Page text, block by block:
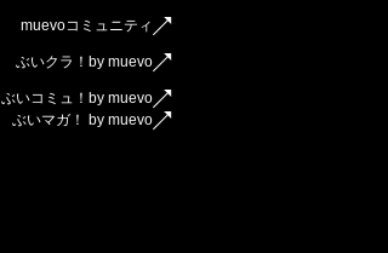
muevoコミュニティ
ぶいクラ！by muevo
ぶいコミュ！by muevo
ぶいマガ！ by muevo